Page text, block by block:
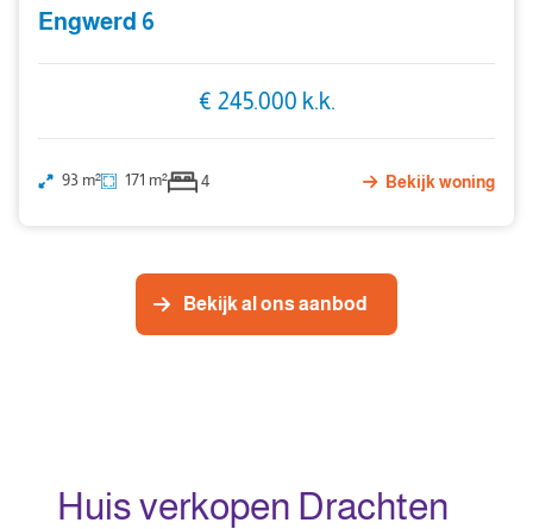
Engwerd 6
€ 245.000 k.k.
93 m² 171 m² 4 Bekijk woning
Bekijk al ons aanbod
Huis verkopen Drachten